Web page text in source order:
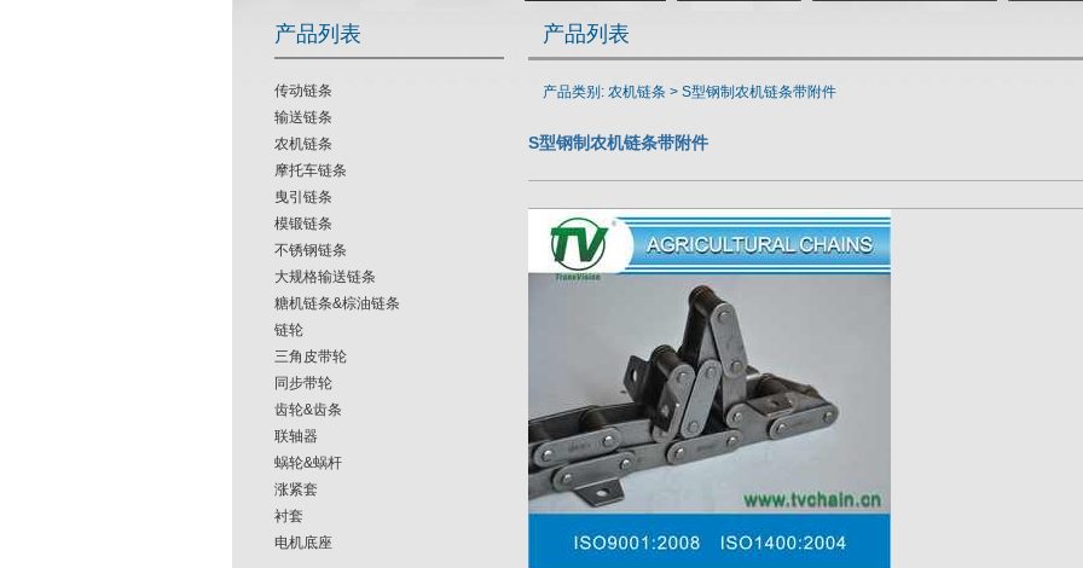
产品列表
传动链条
输送链条
农机链条
摩托车链条
曳引链条
模锻链条
不锈钢链条
大规格输送链条
糖机链条&棕油链条
链轮
三角皮带轮
同步带轮
齿轮&齿条
联轴器
蜗轮&蜗杆
涨紧套
衬套
电机底座
产品列表
产品类别: 农机链条 > S型钢制农机链条带附件
S型钢制农机链条带附件